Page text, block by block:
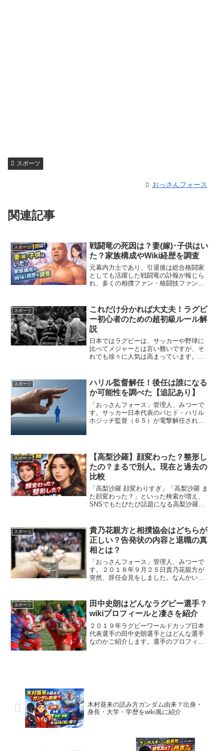
スポーツ
おっさんフォース
関連記事
スポーツ
戦闘竜の死因は？妻(嫁)･子供はい
た？家族構成やWiki経歴を調査
元幕内力士であり、引退後は総合格闘家
としても活躍した戦闘竜の訃報が報じら
れ、多くの相撲ファン・格闘技ファンに
に異例の総合格闘技転身を果たしたその
姿は、今なお記憶に残って...
スポーツ
これだけ分かれば大丈夫！ラグビ
ー初心者のための超初級ルール解
説
日本ではラグビーは、サッカーや野球に
比べてメジャーとは言い難いですが、そ
れでも徐々に人気は高まっています。ま
ルールって難しそう」「イマイチ理解で
きていない」そんな初心者...
スポーツ
ハリル監督解任！後任は誰になる
か可能性を調べた【追記あり】
「おっさんフォース」管理人、みつーで
す。サッカー日本代表のバヒド・ハリル
ホジッチ監督（６５）が電撃解任される
高まってきたからだそうで...
スポーツ
【高梨沙羅】顔変わった？整形し
たの？まるで別人。現在と過去の
比較
「高梨沙羅 顔変わりすぎ」「高梨沙羅 ま
た顔変わった？」といった検索が増え、
SNSでもたびたび話題になる高梨沙羅選
人級に変わった”という声も多く見られま
す。本記事では...
スポーツ
貴乃花親方と相撲協会はどちらが
正しい？告発状の内容と退職の真
相とは？
「おっさんフォース」管理人、みつーで
す。２０１８年９月２５日貴乃花親方が
突然、辞任会見をしました。なんかいろ
分が対立しています。一体、どっちが正
しいのかいろいろ調べてみ...
スポーツ
田中史朗はどんなラグビー選手？
wikiプロフィールと凄さを紹介
２０１９年ラグビーワールドカップ日本
代表選手の田中史朗選手とはどんな選手
なのかご紹介します。選手のプロフィー
木村葵来の読み方ガンダム由来？出身・
身長・大学・学歴をwiki風に紹介